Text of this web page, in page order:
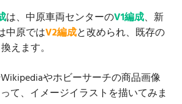
は、中原車両センターのV1編成、新
中原ではV2編成と改められ、既存の
えます。
やホビーサーチの商品画像
て、イメージイラストを描いてみま